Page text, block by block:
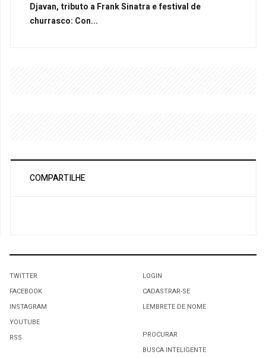
Djavan, tributo a Frank Sinatra e festival de
churrasco: Con...
COMPARTILHE
TWITTER
FACEBOOK
INSTAGRAM
YOUTUBE
RSS
LOGIN
CADASTRAR-SE
LEMBRETE DE NOME
PROCURAR
BUSCA INTELIGENTE